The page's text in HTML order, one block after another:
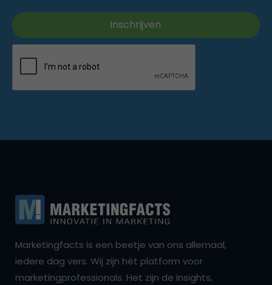
Marketingfacts is een beetje van ons allemaal,
iedere dag vers. Wij zijn hét platform voor
marketingprofessionals. Het zijn de insights,